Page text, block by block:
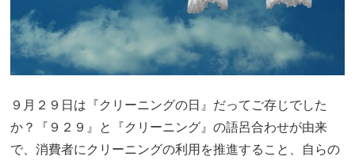
９月２９日は『クリーニングの日』だってご存じでした
か？『９２９』と『クリーニング』の語呂合わせが由来
で、消費者にクリーニングの利用を推進すること、自らの